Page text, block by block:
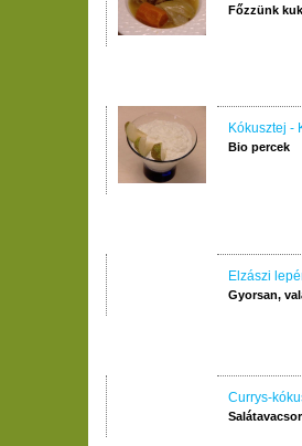
Főzzünk
Kókusztej -
Bio percek
Elzászi
Gyorsan,
Currys-